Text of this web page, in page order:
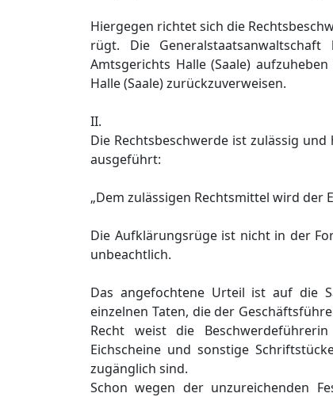
Hiergegen richtet sich die
rügt. Die
Amtsgerichts Halle (Saale)
Halle (Saale) zurückzuverweisen.
II.
Die Rechtsbeschwerde ist zulässig
ausgeführt:
„Dem zulässigen Rechtsmittel wird der
Die Aufklärungsrüge ist nicht in der
unbeachtlich.
Das angefochtene Urteil ist auf die
einzelnen Taten, die der
Recht weist die
Eichscheine und sonstige
zugänglich sind.
Schon wegen der unzureichenden